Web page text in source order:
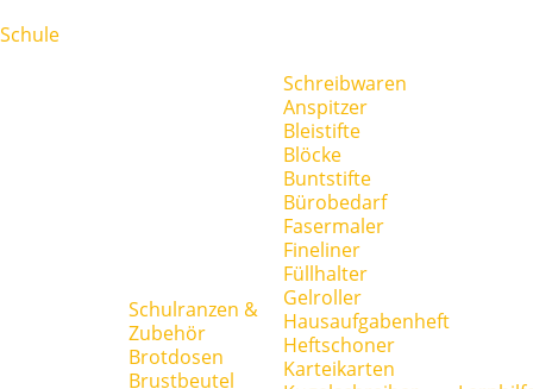
Schule
Schulranzen &
Zubehör
Brotdosen
Brustbeutel
Schreibwaren
Anspitzer
Bleistifte
Blöcke
Buntstifte
Bürobedarf
Fasermaler
Fineliner
Füllhalter
Gelroller
Hausaufgabenheft
Heftschoner
Karteikarten